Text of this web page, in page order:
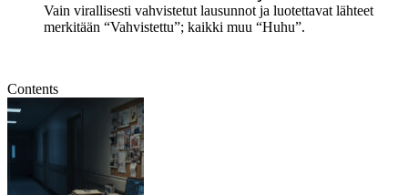
Vain virallisesti vahvistetut lausunnot ja luotettavat lähteet
merkitään “Vahvistettu”; kaikki muu “Huhu”.
Contents